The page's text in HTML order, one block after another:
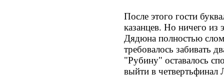
После этого гости
казанцев. Но ничего
Дядюна полностью
требовалось забивать
"Рубину" оставалось
выйти в